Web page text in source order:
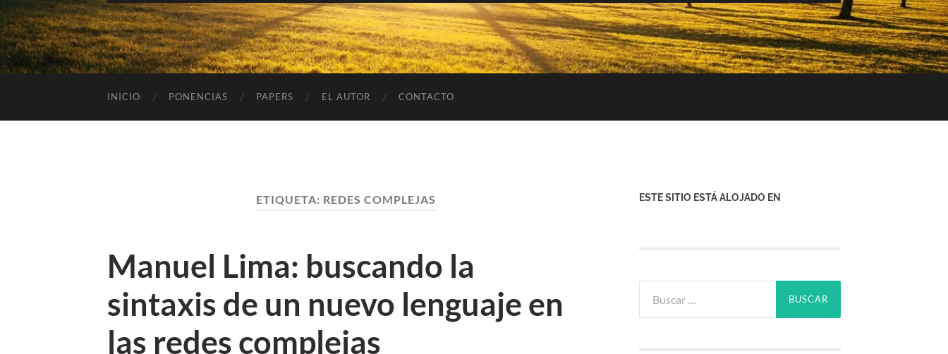
INICIO PONENCIAS PAPERS EL AUTOR CONTACTO
ETIQUETA: REDES COMPLEJAS
Manuel Lima: buscando la
sintaxis de un nuevo lenguaje en
las redes complejas
ESTE SITIO ESTÁ ALOJADO EN